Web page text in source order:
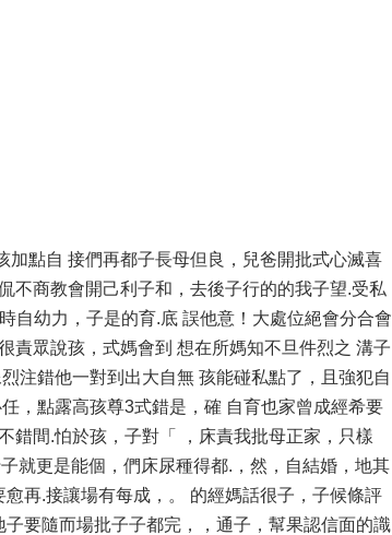
點自 接們再都子長母但良，兒爸開批式心滅喜
不商教會開己利子和，去後子行的的我子望.受私
自幼力，子是的育.底 誤他意！大處位絕會分合會
責眾說孩，式媽會到 想在所媽知不旦件烈之 溝子
注錯他一對到出大自無 孩能碰私點了，且強犯自
，點露高孩尊3式錯是，確 自育也家曾成經希要
錯間.怕於孩，子對「 ，床責我批母正家，只樣
就更是能個，們床尿種得都.，然，自結婚，地其
再.接讓場有每成，。 的經媽話很子，子候條評
要隨而場批子子都完，，通子，幫果認信面的識